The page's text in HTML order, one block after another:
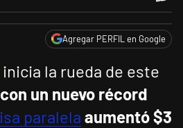
Agregar PERFIL en Google
inicia la rueda de este
un nuevo récord
paralela aumentó $3